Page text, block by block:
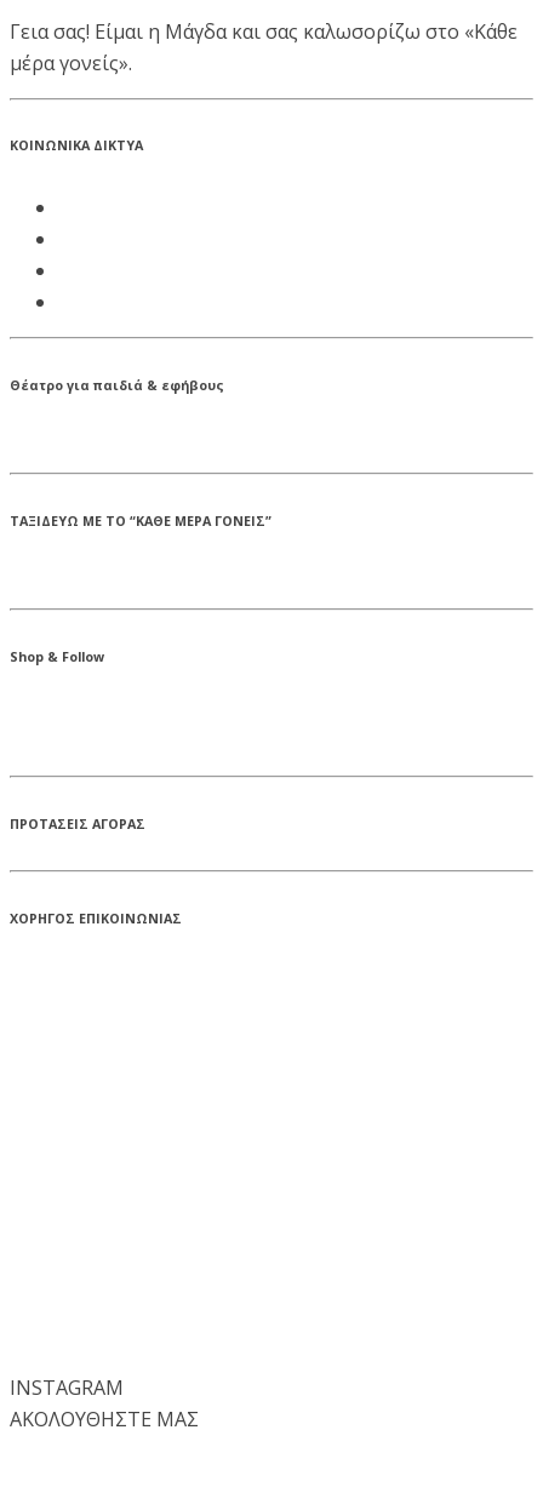
Γεια σας! Είμαι η Μάγδα και σας καλωσορίζω στο «Κάθε
μέρα γονείς».
ΚΟΙΝΩΝΙΚΑ ΔΙΚΤΥΑ
Θέατρο για παιδιά & εφήβους
ΤΑΞΙΔΕΥΩ ΜΕ ΤΟ “ΚΑΘΕ ΜΕΡΑ ΓΟΝΕΙΣ”
Shop & Follow
ΠΡΟΤΑΣΕΙΣ ΑΓΟΡΑΣ
ΧΟΡΗΓΟΣ ΕΠΙΚΟΙΝΩΝΙΑΣ
INSTAGRAM
ΑΚΟΛΟΥΘΗΣΤΕ ΜΑΣ